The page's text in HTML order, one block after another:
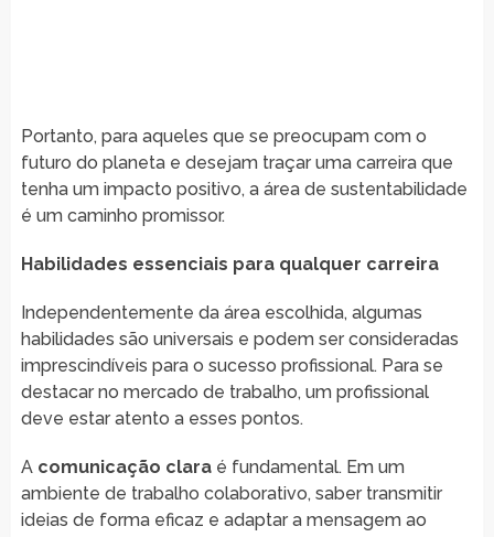
Portanto, para aqueles que se preocupam com o
futuro do planeta e desejam traçar uma carreira que
tenha um impacto positivo, a área de sustentabilidade
é um caminho promissor.
Habilidades essenciais para qualquer carreira
Independentemente da área escolhida, algumas
habilidades são universais e podem ser consideradas
imprescindíveis para o sucesso profissional. Para se
destacar no mercado de trabalho, um profissional
deve estar atento a esses pontos.
A comunicação claraé fundamental. Em um
ambiente de trabalho colaborativo, saber transmitir
ideias de forma eficaz e adaptar a mensagem ao